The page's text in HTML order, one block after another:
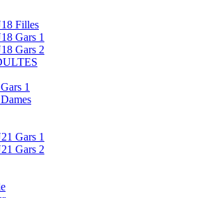
Filles
Gars 1
Gars 2
1
Gars 1
Gars 2